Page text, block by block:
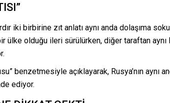
iki birbirine zıt anlatı aynı anda dolaşıma
ülke olduğu ileri sürülürken, diğer taraftan
benzetmesiyle açıklayarak, Rusya’nın
ediyor.